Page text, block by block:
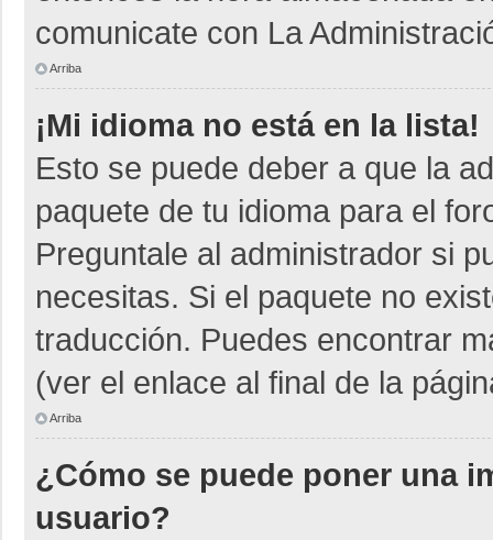
comunicate con La
Arriba
¡Mi idioma no está en la lista!
Esto se puede deber a que la
paquete de tu idioma para el
Preguntale al administrador si
necesitas. Si el paquete no
traducción. Puedes encontrar
(ver el enlace al final de la
Arriba
¿Cómo se puede poner una
usuario?